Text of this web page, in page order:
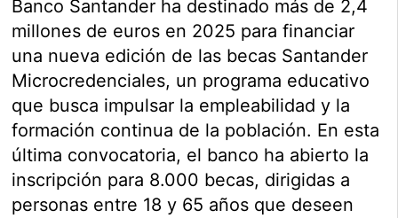
Banco Santander ha destinado más de 2,4
millones de euros en 2025 para financiar
una nueva edición de las becas Santander
Microcredenciales, un programa educativo
que busca impulsar la empleabilidad y la
formación continua de la población. En esta
última convocatoria, el banco ha abierto la
inscripción para 8.000 becas, dirigidas a
personas entre 18 y 65 años que deseen